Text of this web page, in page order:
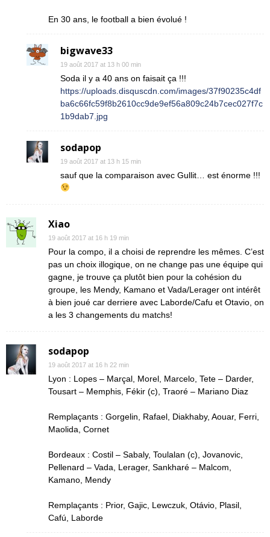
En 30 ans, le football a bien évolué !
bigwave33
19 août 2017 at 13 h 00 min
Soda il y a 40 ans on faisait ça !!!
https://uploads.disquscdn.com/images/37f90235c4df
ba6c66fc59f8b2610cc9de9ef56a809c24b7cec027f7c
1b9dab7.jpg
sodapop
19 août 2017 at 13 h 15 min
sauf que la comparaison avec Gullit… est énorme !!!
Xiao
19 août 2017 at 16 h 19 min
Pour la compo, il a choisi de reprendre les mêmes. C’est
pas un choix illogique, on ne change pas une équipe qui
gagne, je trouve ça plutôt bien pour la cohésion du
groupe, les Mendy, Kamano et Vada/Lerager ont intérêt
à bien joué car derriere avec Laborde/Cafu et Otavio, on
a les 3 changements du matchs!
sodapop
19 août 2017 at 16 h 22 min
Lyon : Lopes – Marçal, Morel, Marcelo, Tete – Darder,
Tousart – Memphis, Fékir (c), Traoré – Mariano Diaz
Remplaçants : Gorgelin, Rafael, Diakhaby, Aouar, Ferri,
Maolida, Cornet
Bordeaux : Costil – Sabaly, Toulalan (c), Jovanovic,
Pellenard – Vada, Lerager, Sankharé – Malcom,
Kamano, Mendy
Remplaçants : Prior, Gajic, Lewczuk, Otávio, Plasil,
Cafú, Laborde